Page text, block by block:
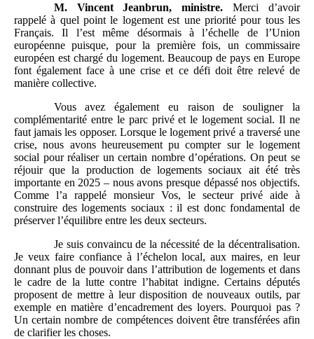
M.
Vincent Jeanbrun, ministre. Merci d’avoir
rappelé à quel point le logement est une priorité pour tous les
Français. Il l’est même désormais à l’échelle de l’Union
européenne puisque, pour la première fois, un commissaire
européen est chargé du logement. Beaucoup de pays en Europe
font également face à une crise et ce défi doit être relevé de
manière collective.
Vous avez également eu raison de souligner la
complémentarité entre le parc privé et le logement social. Il ne
faut jamais les opposer. Lorsque le logement privé a traversé une
crise, nous avons heureusement pu compter sur le logement
social pour réaliser un certain nombre d’opérations. On peut se
réjouir que la production de logements sociaux ait été très
importante en 2025 – nous avons presque dépassé nos objectifs.
Comme l’a rappelé monsieur Vos, le secteur privé aide à
construire des logements sociaux : il est donc fondamental de
préserver l’équilibre entre les deux secteurs.
Je suis convaincu de la nécessité de la décentralisation.
Je veux faire confiance à l’échelon local, aux maires, en leur
donnant plus de pouvoir dans l’attribution de logements et dans
le cadre de la lutte contre l’habitat indigne. Certains députés
proposent de mettre à leur disposition de nouveaux outils, par
exemple en matière d’encadrement des loyers. Pourquoi pas ?
Un certain nombre de compétences doivent être transférées afin
de clarifier les choses.